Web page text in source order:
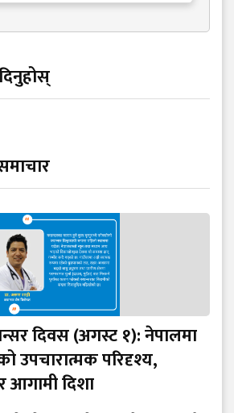
दिवस (अगस्ट १): नेपालमा
उपचारात्मक परिदृश्य,
आगामी दिशा